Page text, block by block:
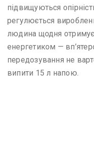
підвищуються
регулюється
людина щодня отримує
енергетиком —
передозування не
випити 15 л напою.